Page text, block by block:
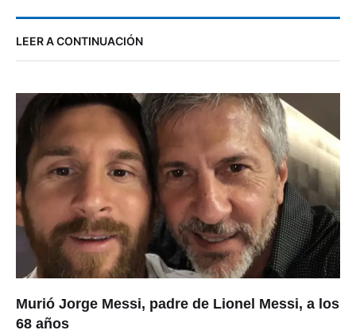
LEER A CONTINUACIÓN
Murió Jorge Messi, padre de Lionel Messi, a los
68 años